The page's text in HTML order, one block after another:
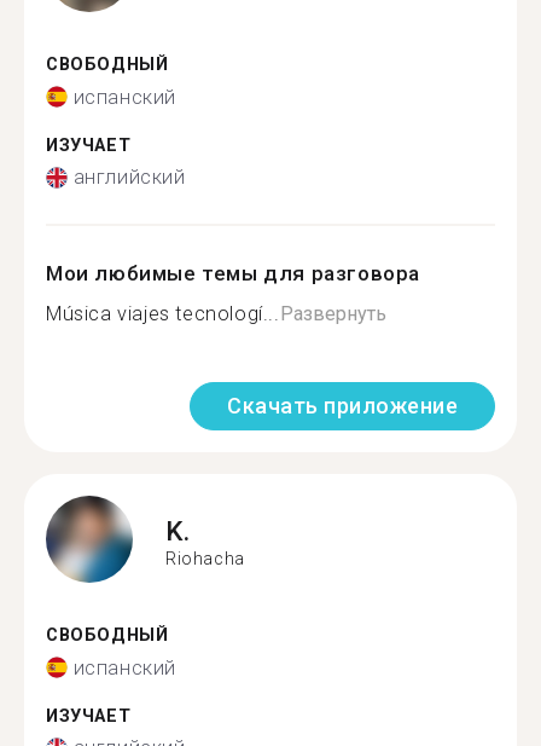
СВОБОДНЫЙ
испанский
ИЗУЧАЕТ
английский
Мои любимые темы для разговора
Música viajes tecnologí...Развернуть
Скачать приложение
K.
Riohacha
СВОБОДНЫЙ
испанский
ИЗУЧАЕТ